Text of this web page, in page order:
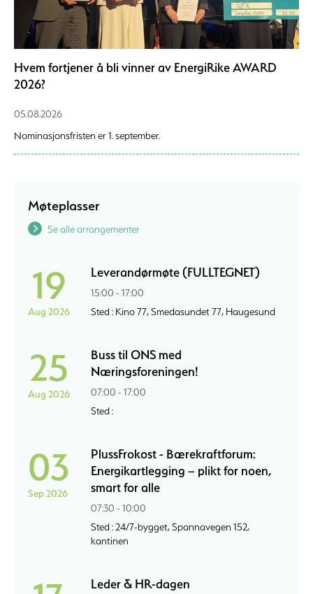
Hvem fortjener å bli vinner av EnergiRike AWARD
2026?
05.08.2026
Nominasjonsfristen er 1. september.
Møteplasser
Se alle arrangementer
19
Aug 2026
Leverandørmøte (FULLTEGNET)
15:00 - 17:00
Sted : Kino 77, Smedasundet 77, Haugesund
25
Aug 2026
Buss til ONS med
Næringsforeningen!
07:00 - 17:00
Sted :
03
Sep 2026
PlussFrokost - Bærekraftforum:
Energikartlegging – plikt for noen,
smart for alle
07:30 - 10:00
Sted : 24/7-bygget, Spannavegen 152,
kantinen
Leder & HR-dagen